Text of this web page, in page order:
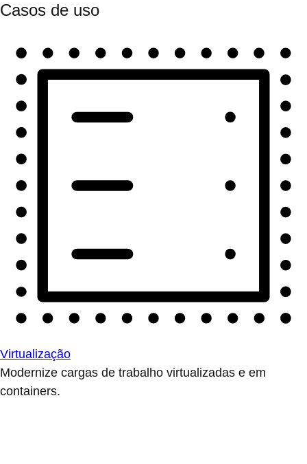
Casos de uso
Virtualização
Modernize cargas de trabalho virtualizadas e em
containers.